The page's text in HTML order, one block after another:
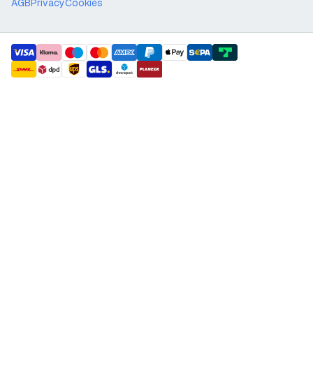
AGBPrivacyCookies
payment methods
shipment methods